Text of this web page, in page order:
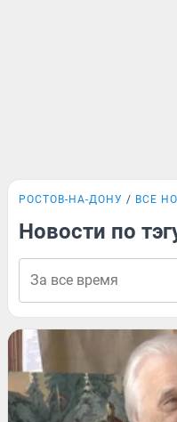
РОСТОВ-НА-ДОНУ ВСЕ
Новости по